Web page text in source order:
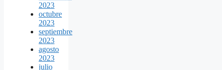
2023
octubre
2023
septiembre
2023
agosto
2023
julio